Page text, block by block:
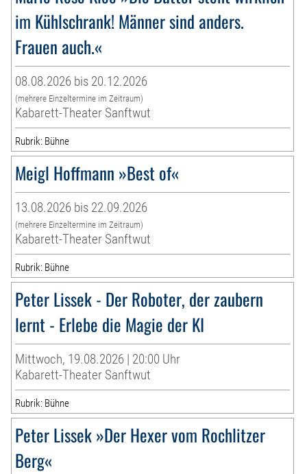
im Kühlschrank! Männer sind anders.
Frauen auch.«
08.08.2026 bis 20.12.2026
(mehrere Einzeltermine im Zeitraum)
Kabarett-Theater Sanftwut
Rubrik: Bühne
Meigl Hoffmann »Best of«
13.08.2026 bis 22.09.2026
(mehrere Einzeltermine im Zeitraum)
Kabarett-Theater Sanftwut
Rubrik: Bühne
Peter Lissek - Der Roboter, der zaubern
lernt - Erlebe die Magie der KI
Mittwoch, 19.08.2026 | 20:00 Uhr
Kabarett-Theater Sanftwut
Rubrik: Bühne
Peter Lissek »Der Hexer vom Rochlitzer
Berg«